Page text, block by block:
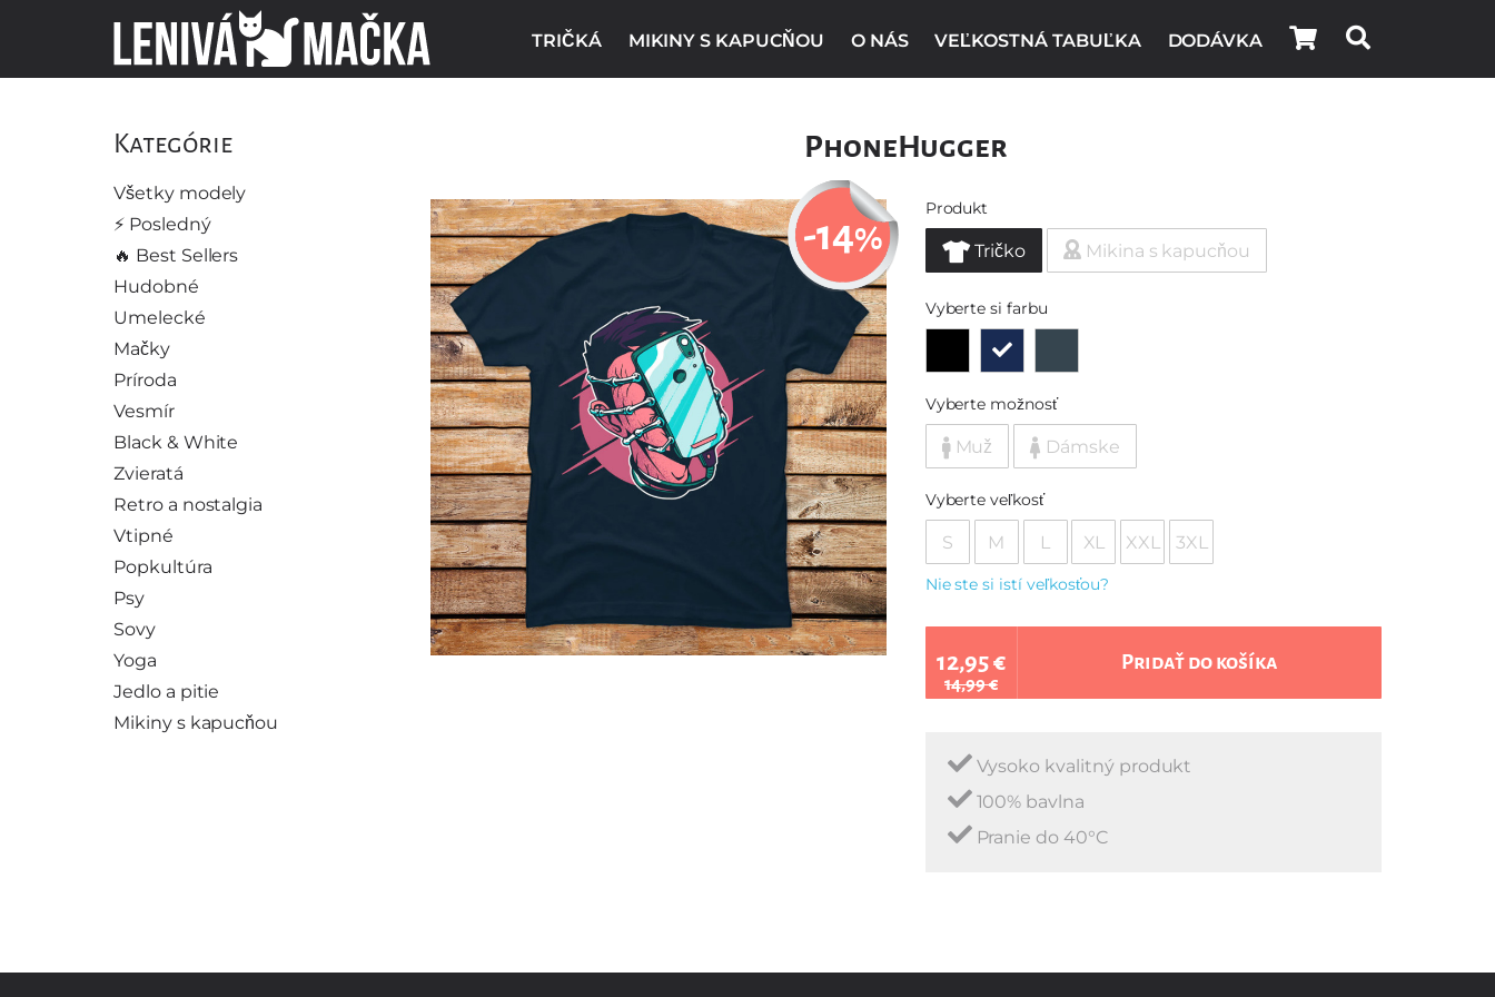
TRIČKÁ MIKINY S KAPUCŇOU O NÁS VEĽKOSTNÁ TABUĽKA DODÁVKA
Kategórie
Všetky modely
⚡️ Posledný
🔥 Best Sellers
Hudobné
Umelecké
Mačky
Príroda
Vesmír
Black & White
Zvieratá
Retro a nostalgia
Vtipné
Popkultúra
Psy
Sovy
Yoga
Jedlo a pitie
Mikiny s kapucňou
PhoneHugger
-14%
Produkt
Tričko Mikina s kapucňou
Vyberte si farbu
Vyberte možnosť
Muž Dámske
Vyberte veľkosť
S M L XL XXL 3XL
Nie ste si istí veľkosťou?
12,95 €
14,99 €
Pridať do košíka
Vysoko kvalitný produkt
100% bavlna
Pranie do 40°C